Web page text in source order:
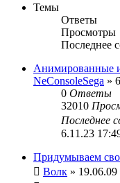
Темы
Ответы
Просмотры
Последнее
Анимированные
NeConsoleSega »
0 Ответы
32010
Последнее
6.11.23
Придумываем
Волк » 19.06.09